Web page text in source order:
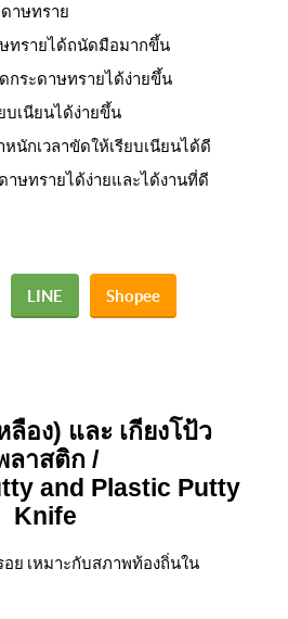
าษทราย
ทรายได้ถนัดมือมากขึ้น
กระดาษทรายได้ง่ายขึ้น
บเนียนได้ง่ายขึ้น
หนักเวลาขัดให้เรียบเนียนได้ดี
าษทรายได้ง่ายและได้งานที่ดี
LINE Shopee
อง) และ เกียงโป้ว
ลาสติก /
and Plastic Putty
Knife
อย เหมาะกับสภาพท้องถิ่นใน